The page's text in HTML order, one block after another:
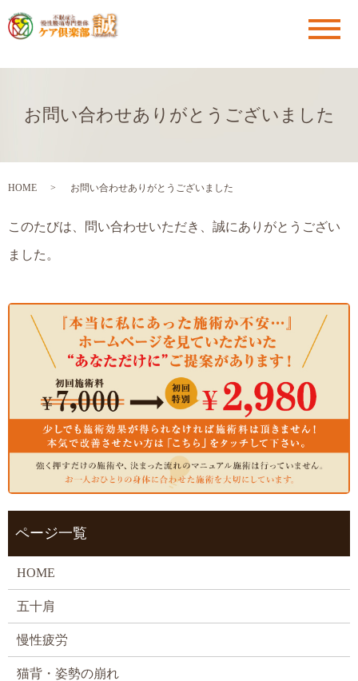
メ
お問い合わせありがとうございました
HOME お問い合わせありがとうございました
このたびは、問い合わせいただき、誠にありがとうござい
ました。
ページ一覧
HOME
五十肩
慢性疲労
猫背・姿勢の崩れ